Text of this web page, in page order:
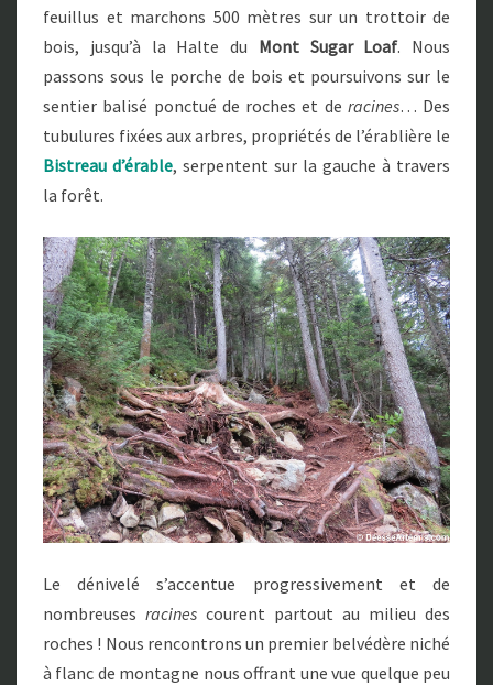
feuillus et marchons 500 mètres sur un trottoir de
bois, jusqu’à la Halte du Mont Sugar Loaf. Nous
passons sous le porche de bois et poursuivons sur le
sentier balisé ponctué de roches et de racines… Des
tubulures fixées aux arbres, propriétés de l’érablière le
Bistreau d’érable, serpentent sur la gauche à travers
la forêt.
Le dénivelé s’accentue progressivement et de
nombreuses racines courent partout au milieu des
roches ! Nous rencontrons un premier belvédère niché
à flanc de montagne nous offrant une vue quelque peu